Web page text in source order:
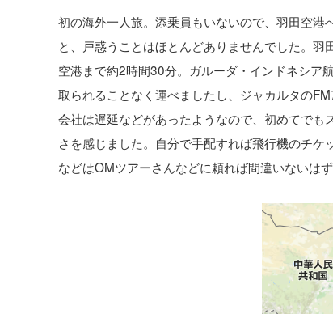
初の海外一人旅。添乗員もいないので、羽田空
と、戸惑うことはほとんどありませんでした。
空港まで約2時間30分。ガルーダ・インドネシア
取られることなく運べましたし、ジャカルタの
会社は遅延などがあったようなので、初めてで
さを感じました。自分で手配すれば飛行機のチ
などはOMツアーさんなどに頼れば間違いないはず